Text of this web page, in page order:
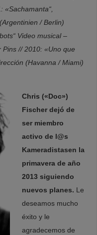
«Sachamanta“,
/ Berlin)
Video musical –
// 2010: «Uno que
(Havanna / Miami)
Chris («Doc»)
Fischer dejó de
ser miembro
activo de l@s
Kameradistasen la
primavera de año
2013 siguiendo
nuevos planes. Le
deseamos mucho
éxito y le
agradecemos de